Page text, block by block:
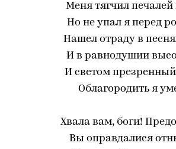
Меня тягчил печалей
Но не упал я перед
Нашел отраду в
И в равнодушии
И светом
Облагородить я
Хвала вам, боги!
Вы оправдалися